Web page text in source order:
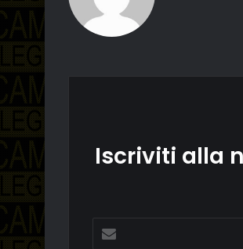
Iscriviti alla